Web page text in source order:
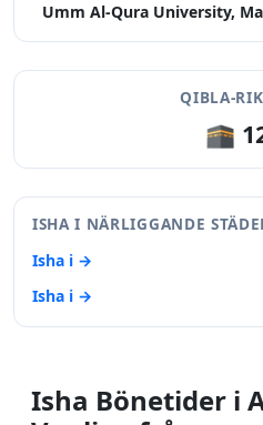
Umm Al-Qura University,
QIBLA-
🕋
ISHA I NÄRLIGGANDE
Isha i →
Isha i →
Isha Bönetider i